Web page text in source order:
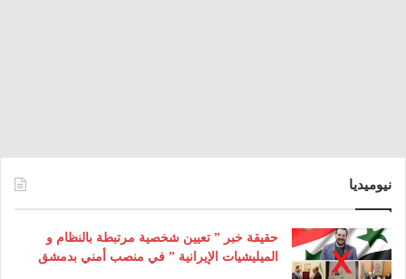
نيوميديا
حقيقة خبر ” تعيين شخصية مرتبطة بالنظام و
الميليشيات الإيرانية ” في منصب أمني بدمشق